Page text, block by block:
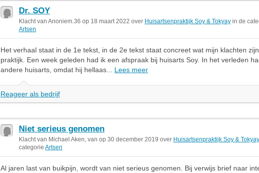
Dr. SOY
Klacht van Anoniem.36 op 18 maart 2022 over Huisartsenpraktijk Soy & Tokyay in de
Artsen
Het verhaal staat in de 1e tekst, in de 2e tekst staat concreet wat mijn klachten
praktijk. Een week geleden had ik een afspraak bij huisarts Soy. In het verleden
andere huisarts, omdat hij hellaas... Lees meer
Reageer als bedrijf
Niet serieus genomen
Klacht van Michael Aken, van op 30 december 2019 over Huisartsenpraktijk Soy & Tokyay
categorie Artsen
Al jaren last van buikpijn, wordt van niet serieus genomen. Bij verwijs brief naar